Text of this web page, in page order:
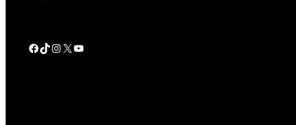
Facebook
TikTok
Instagram
X YouTube